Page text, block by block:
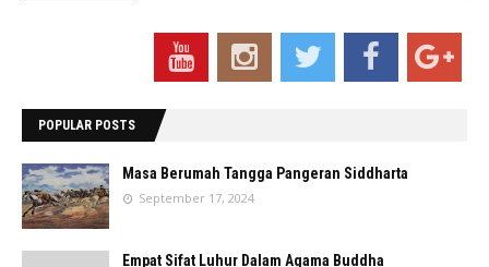
POPULAR POSTS
Masa Berumah Tangga Pangeran Siddharta
September 17, 2024
Empat Sifat Luhur Dalam Agama Buddha